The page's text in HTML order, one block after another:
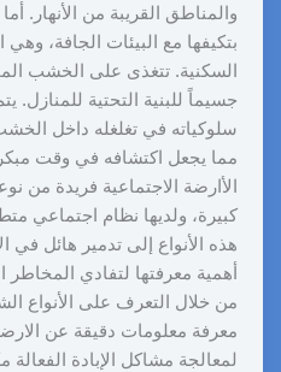
والمناطق القريبة من الأنهار. أما
بتكيفها مع البيئات الجافة،
السكنية. تتغذى على الخشب
جسيماً للبنية التحتية للمنازل.
سلوكياته في تغلغله داخل
مما يجعل اكتشافه في وقت مبكر
الأارضة الاجتماعية فريدة
كبيرة، ولديها نظام اجتماعي
هذه الأنواع إلى تدمير هائل في
أهمية معرفتها لتفادي
من خلال التعرف على الأنواع
معرفة معلومات دقيقة عن
لمعالجة مشاكل الإبادة